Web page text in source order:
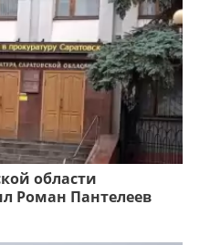
области
Роман Пантелеев